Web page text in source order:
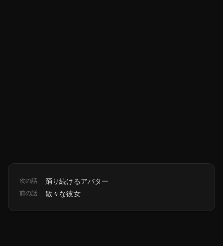
次の話 踊り続けるアバター
前の話 散々な彼女